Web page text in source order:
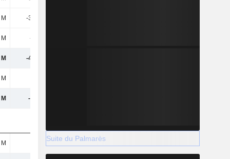
-39,4 M
-1,9 M
-40,1 M
-110 M
62,8 M
Suite du Palmarès